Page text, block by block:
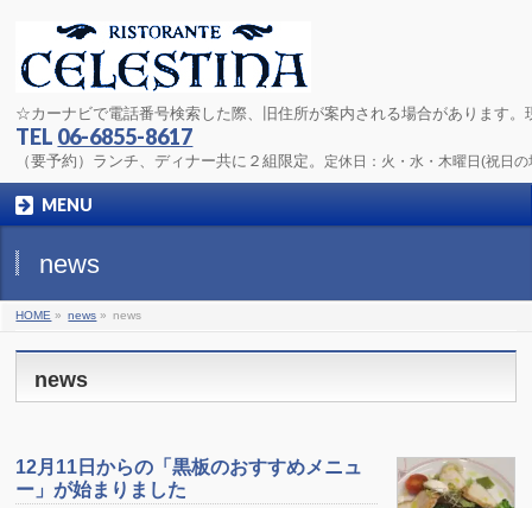
☆カーナビで電話番号検索した際、旧住所が案内される場合があります。
TEL 06-6855-8617
（要予約）ランチ、ディナー共に２組限定。 定休日：火・水・木曜日(祝日
MENU
news
HOME » news » news
news
12月11日からの「黒板のおすすめメニュ
ー」が始まりました